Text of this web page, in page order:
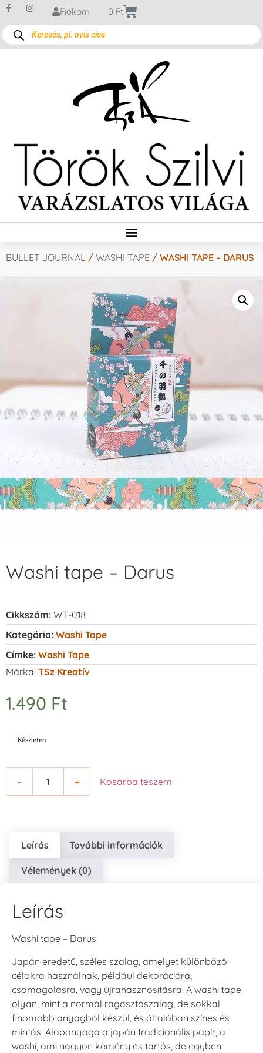
Fiókom 0 Ft
BULLET JOURNAL / WASHI TAPE / WASHI TAPE – DARUS
Washi tape – Darus
Cikkszám: WT-018
Kategória: Washi Tape
Címke: Washi Tape
Márka: TSz Kreatív
1.490 Ft
Készleten
- + Kosárba teszem
Leírás További információk
Vélemények (0)
Leírás
Washi tape – Darus
Japán eredetű, széles szalag, amelyet különböző
célokra használnak, például dekorációra,
csomagolásra, vagy újrahasznosításra. A washi tape
olyan, mint a normál ragasztószalag, de sokkal
finomabb anyagból készül, és általában színes és
mintás. Alapanyaga a japán tradicionális papír, a
washi, ami nagyon kemény és tartós, de egyben